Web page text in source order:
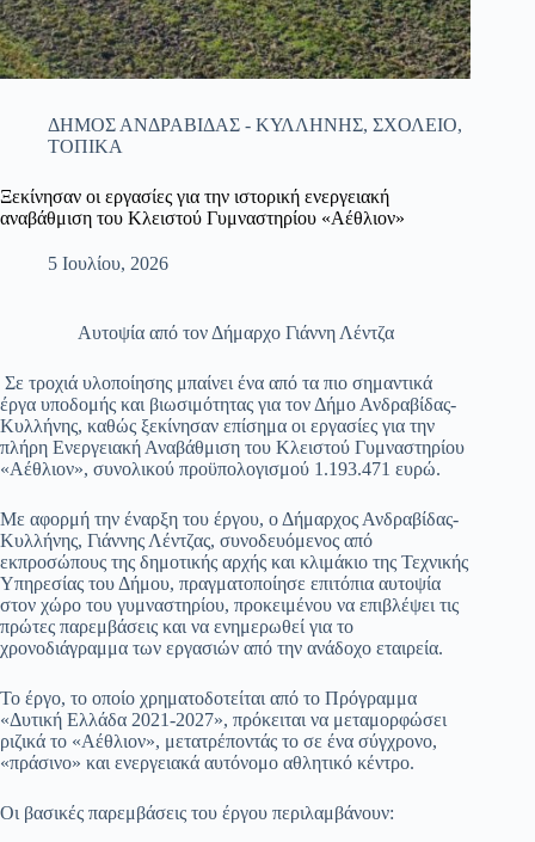
ΔΗΜΟΣ ΑΝΔΡΑΒΙΔΑΣ - ΚΥΛΛΗΝΗΣ, ΣΧΟΛΕΙΟ,
ΤΟΠΙΚΑ
Ξεκίνησαν οι εργασίες για την ιστορική ενεργειακή
αναβάθμιση του Κλειστού Γυμναστηρίου «Αέθλιον»
5 Ιουλίου, 2026
Αυτοψία από τον Δήμαρχο Γιάννη Λέντζα
​ Σε τροχιά υλοποίησης μπαίνει ένα από τα πιο σημαντικά
έργα υποδομής και βιωσιμότητας για τον Δήμο Ανδραβίδας-
Κυλλήνης, καθώς ξεκίνησαν επίσημα οι εργασίες για την
πλήρη Ενεργειακή Αναβάθμιση του Κλειστού Γυμναστηρίου
«Αέθλιον», συνολικού προϋπολογισμού 1.193.471 ευρώ.
​Με αφορμή την έναρξη του έργου, ο Δήμαρχος Ανδραβίδας-
Κυλλήνης, Γιάννης Λέντζας, συνοδευόμενος από
εκπροσώπους της δημοτικής αρχής και κλιμάκιο της Τεχνικής
Υπηρεσίας του Δήμου, πραγματοποίησε επιτόπια αυτοψία
στον χώρο του γυμναστηρίου, προκειμένου να επιβλέψει τις
πρώτες παρεμβάσεις και να ενημερωθεί για το
χρονοδιάγραμμα των εργασιών από την ανάδοχο εταιρεία.
​Το έργο, το οποίο χρηματοδοτείται από το Πρόγραμμα
«Δυτική Ελλάδα 2021-2027», πρόκειται να μεταμορφώσει
ριζικά το «Αέθλιον», μετατρέποντάς το σε ένα σύγχρονο,
«πράσινο» και ενεργειακά αυτόνομο αθλητικό κέντρο.
​Οι βασικές παρεμβάσεις του έργου περιλαμβάνουν: